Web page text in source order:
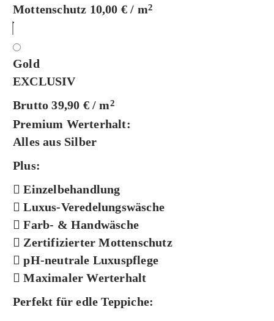
Mottenschutz 10,00 € / m2
Gold
EXCLUSIV
Brutto 39,90 € / m2
Premium Werterhalt:
Alles aus Silber
Plus:
Einzelbehandlung
Luxus-Veredelungswäsche
Farb- & Handwäsche
Zertifizierter Mottenschutz
pH-neutrale Luxuspflege
Maximaler Werterhalt
Perfekt für edle Teppiche: